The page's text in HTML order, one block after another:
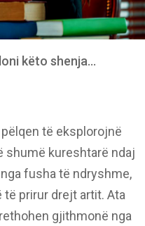
këto shenja…
të eksplorojnë
shumë kureshtarë ndaj
fusha të ndryshme,
prirur drejt artit. Ata
gjithmonë nga